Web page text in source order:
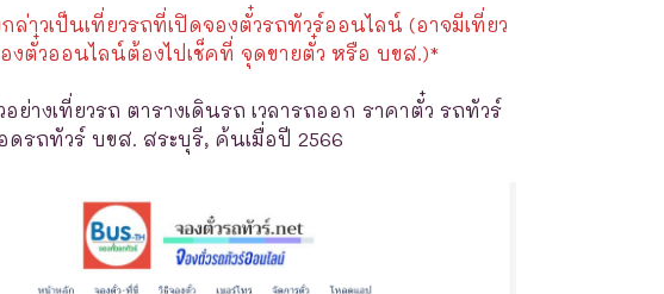
ล่าวเป็นเที่ยวรถที่เปิดจองตั๋วรถทัวร์ออนไลน์ (อาจมีเที่ยว
งตั๋วออนไลน์ต้องไปเช็คที่ จุดขายตั๋ว หรือ บขส.)*
ย่างเที่ยวรถ ตารางเดินรถ เวลารถออก ราคาตั๋ว รถทัวร์
ดรถทัวร์ บขส. สระบุรี, ค้นเมื่อปี 2566